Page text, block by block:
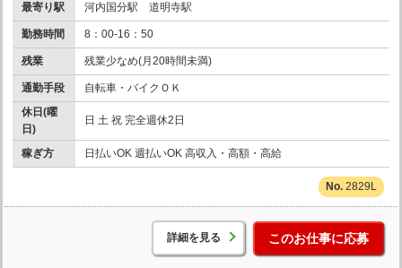
最寄り駅 河内国分駅 道明寺駅
勤務時間 8：00-16：50
残業 残業少なめ(月20時間未満)
通勤手段
自転車・バイクＯＫ
休日(曜
日)
日 土 祝 完全週休2日
稼ぎ方 日払いOK 週払いOK 高収入・高額・高給
2829L
詳細を見る このお仕事に応募